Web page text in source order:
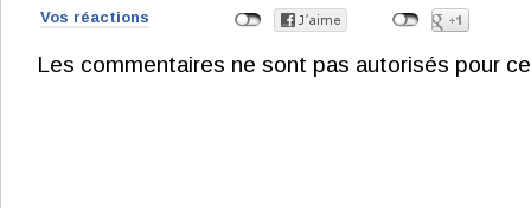
Vos réactions
Les commentaires ne sont pas autorisés pour